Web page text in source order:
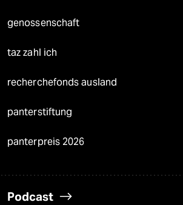
genossenschaft
taz zahl ich
recherchefonds ausland
panterstiftung
panterpreis 2026
Podcast